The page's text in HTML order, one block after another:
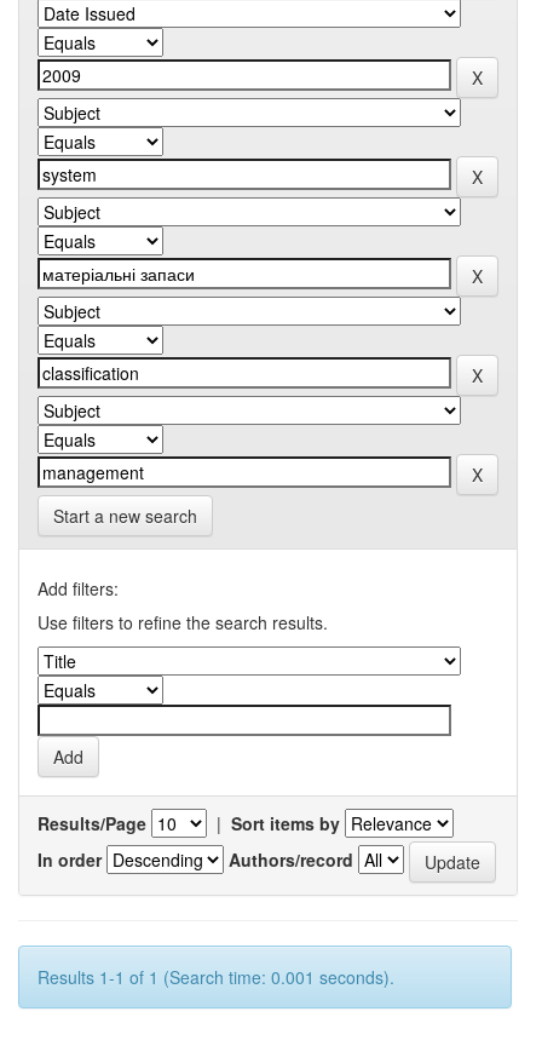
Start a new search
Add filters:
Use filters to refine the search results.
Results/Page | Sort items by
In order
Authors/record
Results 1-1 of 1 (Search time: 0.001 seconds).